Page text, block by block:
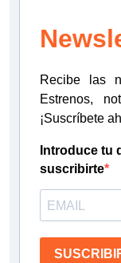
Recibe las
Estrenos,
¡Suscríbete
Introduce tu
suscribirte